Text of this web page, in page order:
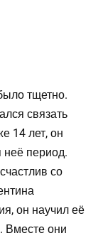
тщетно.
связать
14 лет, он
период.
со
он научил её
Вместе они